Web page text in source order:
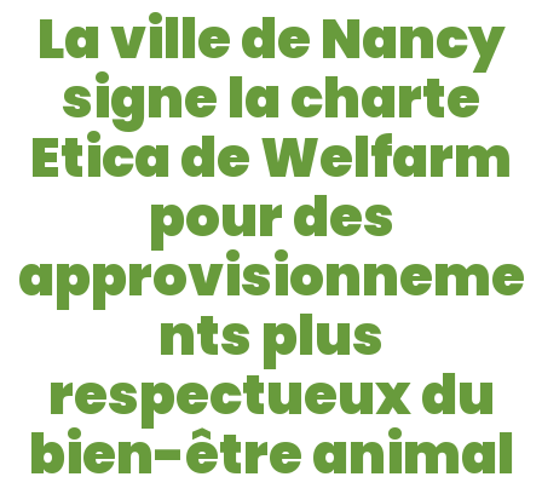
La ville de Nancy
signe la charte
Etica de Welfarm
pour des
approvisionneme
nts plus
respectueux du
bien-être animal